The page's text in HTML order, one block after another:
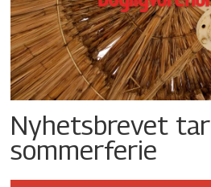
Nyhetsbrevet tar
sommerferie